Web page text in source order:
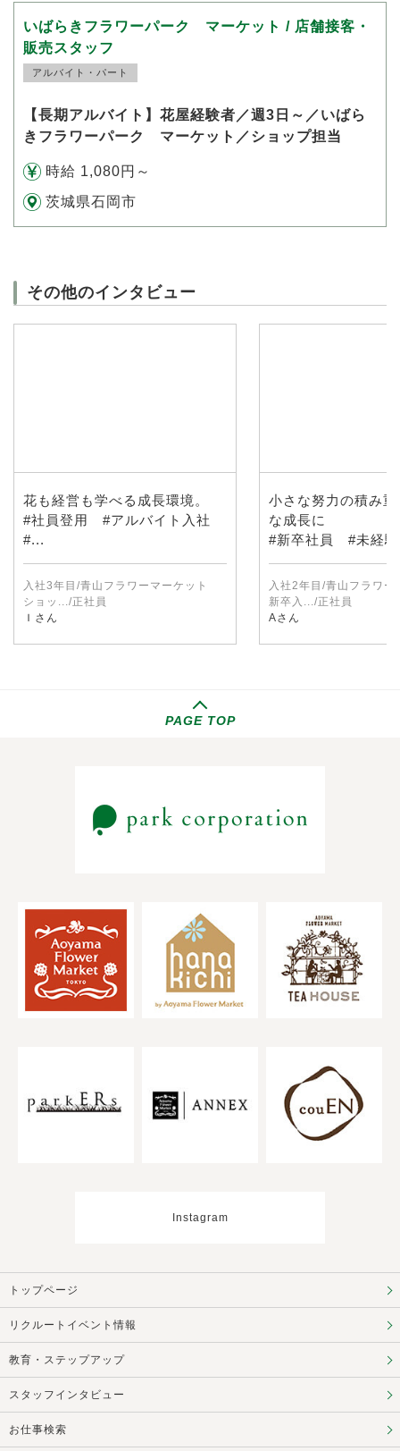
いばらきフラワーパーク マーケット / 店舗接客・
販売スタッフ
アルバイト・パート
【長期アルバイト】花屋経験者／週3日～／いばら
きフラワーパーク マーケット／ショップ担当
時給 1,080円～
茨城県石岡市
その他のインタビュー
花も経営も学べる成長環境。
#社員登用 #アルバイト入社
#...
入社3年目/青山フラワーマーケット
ショッ.../正社員
Ｉさん
小さな努力の積み
な成長に
#新卒社員 #未経
入社2年目/青山フラワ
新卒入.../正社員
Aさん
PAGE TOP
Instagram
トップページ
リクルートイベント情報
教育・ステップアップ
スタッフインタビュー
お仕事検索